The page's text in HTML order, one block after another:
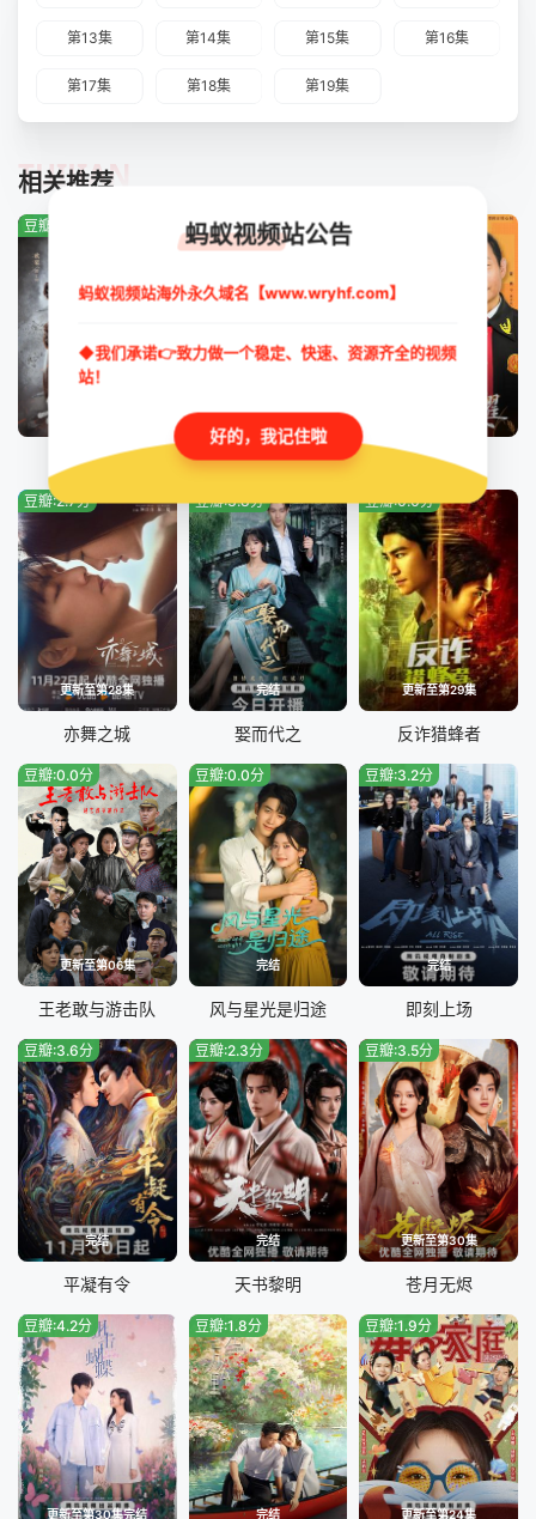
第13集 第14集 第15集 第16集
第17集 第18集 第19集
相关推荐
TUIJIAN
豆瓣:0.0分
兵自风中来
已完结
豆瓣:3.9分
满庭芳 法官的荣耀
更新至第28集
豆瓣:2.7分
亦舞之城
完结
豆瓣:3.8分
娶而代之
更新至第29集
豆瓣:0.0分
反诈猎蜂者
更新至第06集
豆瓣:0.0分
王老敢与游击队
完结
豆瓣:0.0分
风与星光是归途
完结
豆瓣:3.2分
即刻上场
完结
豆瓣:3.6分
平凝有令
完结
豆瓣:2.3分
天书黎明
更新至第30集
豆瓣:3.5分
苍月无烬
更新至第30集完结
豆瓣:4.2分
完结
豆瓣:1.8分
更新至第24集
豆瓣:1.9分
蚂蚁视频站公告
蚂蚁视频站海外永久域名【www.wryhf.com】
◆我们承诺👉致力做一个稳定、快速、资源齐全的视频
站！
好的，我记住啦